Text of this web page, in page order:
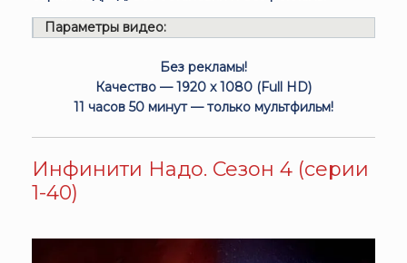
Параметры видео:
Без рекламы!
Качество — 1920 x 1080 (Full HD)
11 часов 50 минут — только мультфильм!
Инфинити Надо. Сезон 4 (серии
1-40)